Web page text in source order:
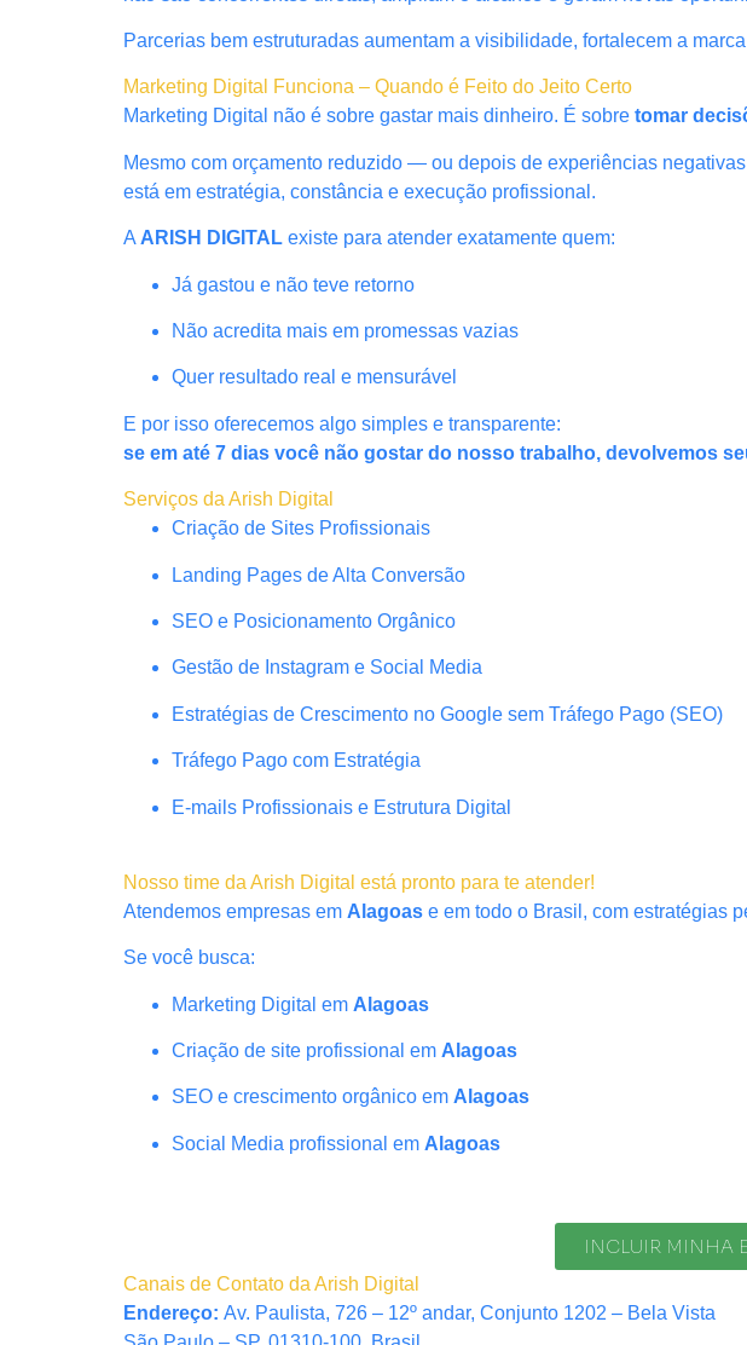
Parcerias bem estruturadas aumentam a visibilidade, fortalecem a
Marketing Digital Funciona – Quando é Feito do Jeito Certo
Marketing Digital não é sobre gastar mais dinheiro. É sobre tomar
Mesmo com orçamento reduzido — ou depois de experiências
está em estratégia, constância e execução profissional.
A ARISH DIGITAL existe para atender exatamente quem:
Já gastou e não teve retorno
Não acredita mais em promessas vazias
Quer resultado real e mensurável
E por isso oferecemos algo simples e transparente:
se em até 7 dias você não gostar do nosso trabalho, devolvemos
Serviços da Arish Digital
Criação de Sites Profissionais
Landing Pages de Alta Conversão
SEO e Posicionamento Orgânico
Gestão de Instagram e Social Media
Estratégias de Crescimento no Google sem Tráfego Pago (SEO)
Tráfego Pago com Estratégia
E-mails Profissionais e Estrutura Digital
Nosso time da Arish Digital está pronto para te atender!
Atendemos empresas em Alagoas e em todo o Brasil, com estratégias
Se você busca:
Marketing Digital em Alagoas
Criação de site profissional em Alagoas
SEO e crescimento orgânico em Alagoas
Social Media profissional em Alagoas
INCLUIR MINHA
Canais de Contato da Arish Digital
Endereço: Av. Paulista, 726 – 12º andar, Conjunto 1202 – Bela Vista